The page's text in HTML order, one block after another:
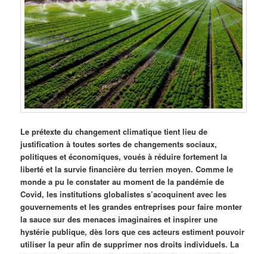
Le prétexte du changement climatique tient lieu de
justification à toutes sortes de changements sociaux,
politiques et économiques, voués à réduire fortement la
liberté et la survie financière du terrien moyen. Comme le
monde a pu le constater au moment de la pandémie de
Covid, les institutions globalistes s’acoquinent avec les
gouvernements et les grandes entreprises pour faire monter
la sauce sur des menaces imaginaires et inspirer une
hystérie publique, dès lors que ces acteurs estiment pouvoir
utiliser la peur afin de supprimer nos droits individuels. La